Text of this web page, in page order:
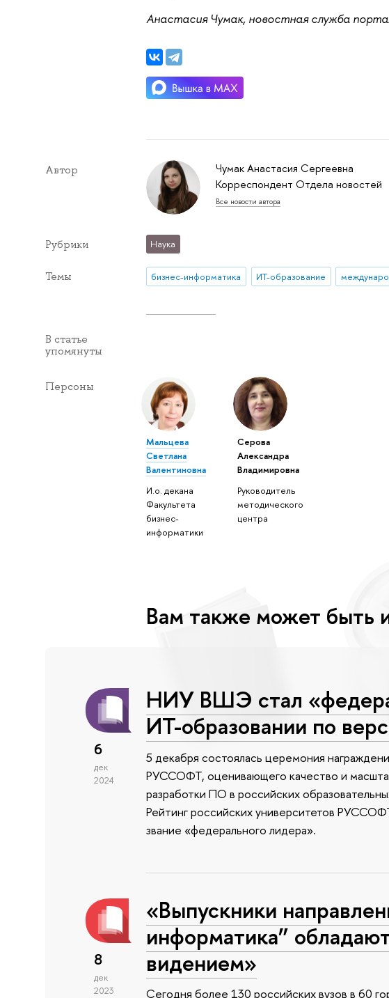
Анастасия Чумак, новостная служба
Автор
Чумак Анастасия Сергеевна
Корреспондент Отдела новостей
Все новости автора
Рубрики Наука
Темы бизнес-информатика ИТ-образование
В статье
упомянуты
Персоны
Мальцева
Светлана
Валентиновна
И.о. декана
Факультета
бизнес-
информатики
Серова
Александра
Владимировна
Руководитель
методического
центра
Вам также может быть
6
дек
2024
НИУ ВШЭ стал
ИТ-образовании по
5 декабря состоялась церемония
РУССОФТ, оценивающего качество и
разработки ПО в российских
Рейтинг российских университетов
звание «федерального лидера».
8
дек
2023
«Выпускники
информатика”
видением»
Сегодня более 130 российских вузов в 60